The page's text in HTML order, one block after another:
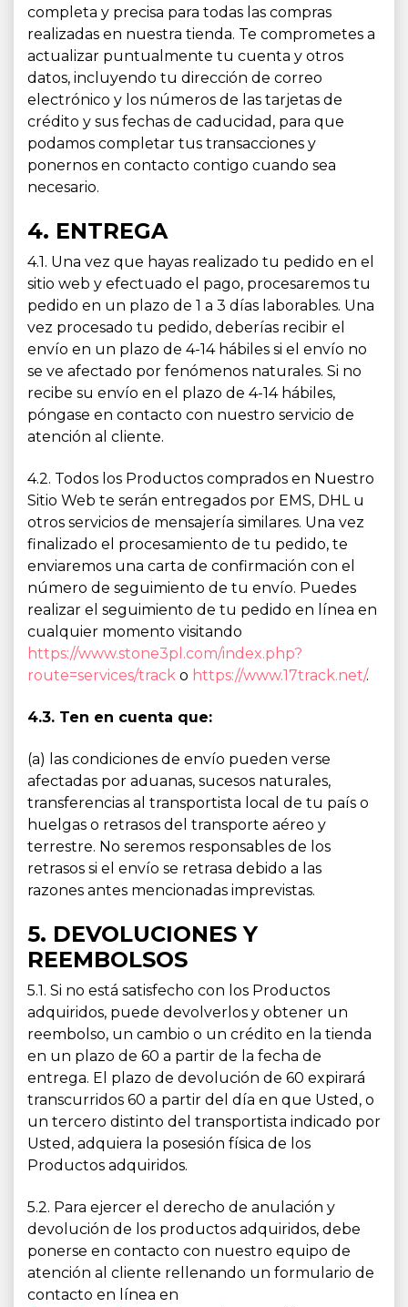
completa y precisa para todas las compras
realizadas en nuestra tienda. Te comprometes a
actualizar puntualmente tu cuenta y otros
datos, incluyendo tu dirección de correo
electrónico y los números de las tarjetas de
crédito y sus fechas de caducidad, para que
podamos completar tus transacciones y
ponernos en contacto contigo cuando sea
necesario.
4. ENTREGA
4.1. Una vez que hayas realizado tu pedido en el
sitio web y efectuado el pago, procesaremos tu
pedido en un plazo de 1 a 3 días laborables. Una
vez procesado tu pedido, deberías recibir el
envío en un plazo de 4-14 hábiles si el envío no
se ve afectado por fenómenos naturales. Si no
recibe su envío en el plazo de 4-14 hábiles,
póngase en contacto con nuestro servicio de
atención al cliente.
4.2. Todos los Productos comprados en Nuestro
Sitio Web te serán entregados por EMS, DHL u
otros servicios de mensajería similares. Una vez
finalizado el procesamiento de tu pedido, te
enviaremos una carta de confirmación con el
número de seguimiento de tu envío. Puedes
realizar el seguimiento de tu pedido en línea en
cualquier momento visitando
https://www.stone3pl.com/index.php?
route=services/track o https://www.17track.net/.
4.3. Ten en cuenta que:
(a) las condiciones de envío pueden verse
afectadas por aduanas, sucesos naturales,
transferencias al transportista local de tu país o
huelgas o retrasos del transporte aéreo y
terrestre. No seremos responsables de los
retrasos si el envío se retrasa debido a las
razones antes mencionadas imprevistas.
5. DEVOLUCIONES Y
REEMBOLSOS
5.1. Si no está satisfecho con los Productos
adquiridos, puede devolverlos y obtener un
reembolso, un cambio o un crédito en la tienda
en un plazo de 60 a partir de la fecha de
entrega. El plazo de devolución de 60 expirará
transcurridos 60 a partir del día en que Usted, o
un tercero distinto del transportista indicado por
Usted, adquiera la posesión física de los
Productos adquiridos.
5.2. Para ejercer el derecho de anulación y
devolución de los productos adquiridos, debe
ponerse en contacto con nuestro equipo de
atención al cliente rellenando un formulario de
contacto en línea en